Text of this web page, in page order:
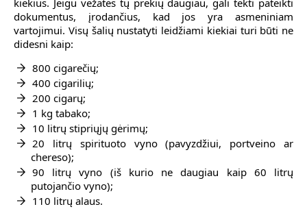
kiekius. Jeigu vežatės tų prekių daugiau, gali tekti pateikti
dokumentus, įrodančius, kad jos yra asmeniniam
vartojimui. Visų šalių nustatyti leidžiami kiekiai turi būti ne
didesni kaip:
800 cigarečių;
400 cigarilių;
200 cigarų;
1 kg tabako;
10 litrų stipriųjų gėrimų;
20 litrų spirituoto vyno (pavyzdžiui, portveino ar
chereso);
90 litrų vyno (iš kurio ne daugiau kaip 60 litrų
putojančio vyno);
110 litrų alaus.